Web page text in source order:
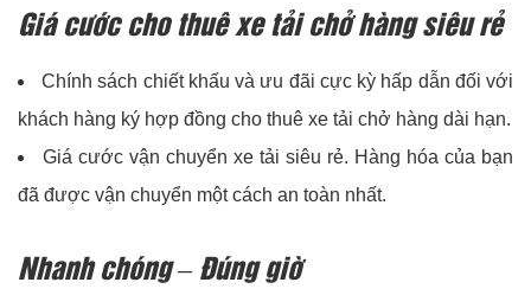
Giá cước cho thuê xe tải chở hàng siêu rẻ
Chính sách chiết khấu và ưu đãi cực kỳ hấp dẫn đối với
khách hàng ký hợp đồng cho thuê xe tải chở hàng dài hạn.
Giá cước vận chuyển xe tải siêu rẻ. Hàng hóa của bạn
đã được vận chuyển một cách an toàn nhất.
Nhanh chóng – Đúng giờ